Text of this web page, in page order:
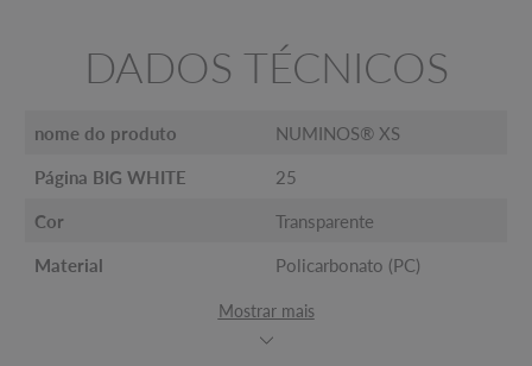
DADOS TÉCNICOS
nome do produto NUMINOS® XS
Página BIG WHITE 25
Cor Transparente
Material Policarbonato (PC)
Mostrar mais